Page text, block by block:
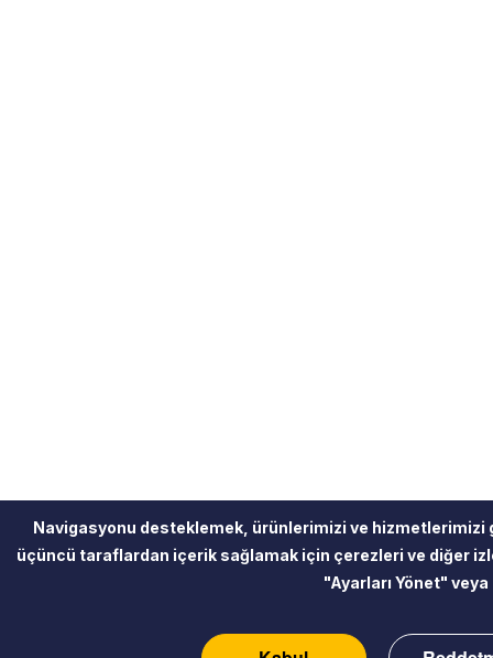
Navigasyonu desteklemek, ürünlerimizi ve
üçüncü taraflardan içerik sağlamak için çerezleri ve diğer
"Ayarları Yönet"